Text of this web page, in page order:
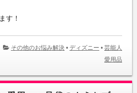
す！
その他のお悩み解決 • ディズニー • 芸能人
愛用品